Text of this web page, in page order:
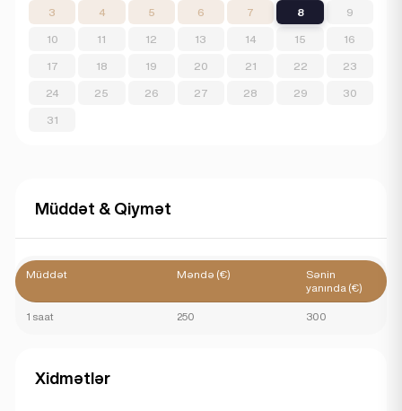
3 4 5 6 7 8 9
10 11 12 13 14 15 16
17 18 19 20 21 22 23
24 25 26 27 28 29 30
31
Müddət & Qiymət
Müddət Məndə (€)
Sənin
yanında (€)
1 saat 250 300
Xidmətlər